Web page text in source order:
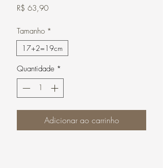
R$ 63,90Preço
Tamanho *
17+2=19cm
Quantidade *
Adicionar ao carrinho